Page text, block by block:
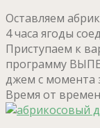
Оставляем
4 часа ягоды
Приступаем к
программу
джем с момента
Время от